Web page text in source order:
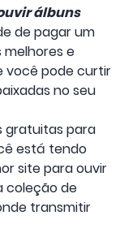
álbuns
de pagar um
e
você pode curtir
no seu
gratuitas para
está tendo
site para ouvir
coleção de
transmitir